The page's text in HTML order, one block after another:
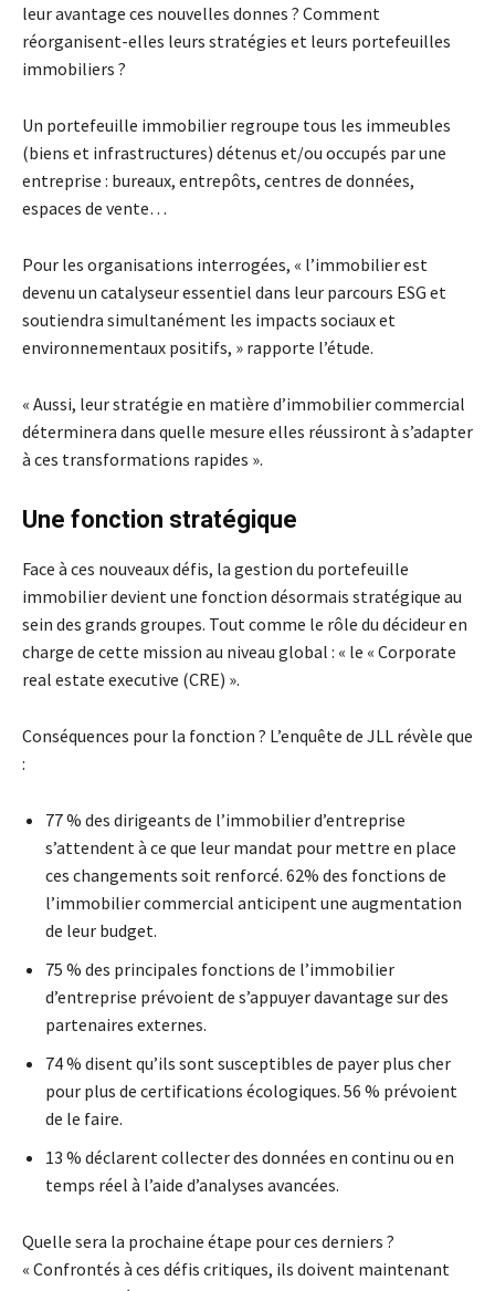
leur avantage ces nouvelles donnes ? Comment
réorganisent-elles leurs stratégies et leurs portefeuilles
immobiliers ?
Un portefeuille immobilier regroupe tous les immeubles
(biens et infrastructures) détenus et/ou occupés par une
entreprise : bureaux, entrepôts, centres de données,
espaces de vente…
Pour les organisations interrogées, « l’immobilier est
devenu un catalyseur essentiel dans leur parcours ESG et
soutiendra simultanément les impacts sociaux et
environnementaux positifs, » rapporte l’étude.
« Aussi, leur stratégie en matière d’immobilier commercial
déterminera dans quelle mesure elles réussiront à s’adapter
à ces transformations rapides ».
Une fonction stratégique
Face à ces nouveaux défis, la gestion du portefeuille
immobilier devient une fonction désormais stratégique au
sein des grands groupes. Tout comme le rôle du décideur en
charge de cette mission au niveau global : « le « Corporate
real estate executive (CRE) ».
Conséquences pour la fonction ? L’enquête de JLL révèle que
:
77 % des dirigeants de l’immobilier d’entreprise
s’attendent à ce que leur mandat pour mettre en place
ces changements soit renforcé. 62% des fonctions de
l’immobilier commercial anticipent une augmentation
de leur budget.
75 % des principales fonctions de l’immobilier
d’entreprise prévoient de s’appuyer davantage sur des
partenaires externes.
74 % disent qu’ils sont susceptibles de payer plus cher
pour plus de certifications écologiques. 56 % prévoient
de le faire.
13 % déclarent collecter des données en continu ou en
temps réel à l’aide d’analyses avancées.
Quelle sera la prochaine étape pour ces derniers ?
« Confrontés à ces défis critiques, ils doivent maintenant